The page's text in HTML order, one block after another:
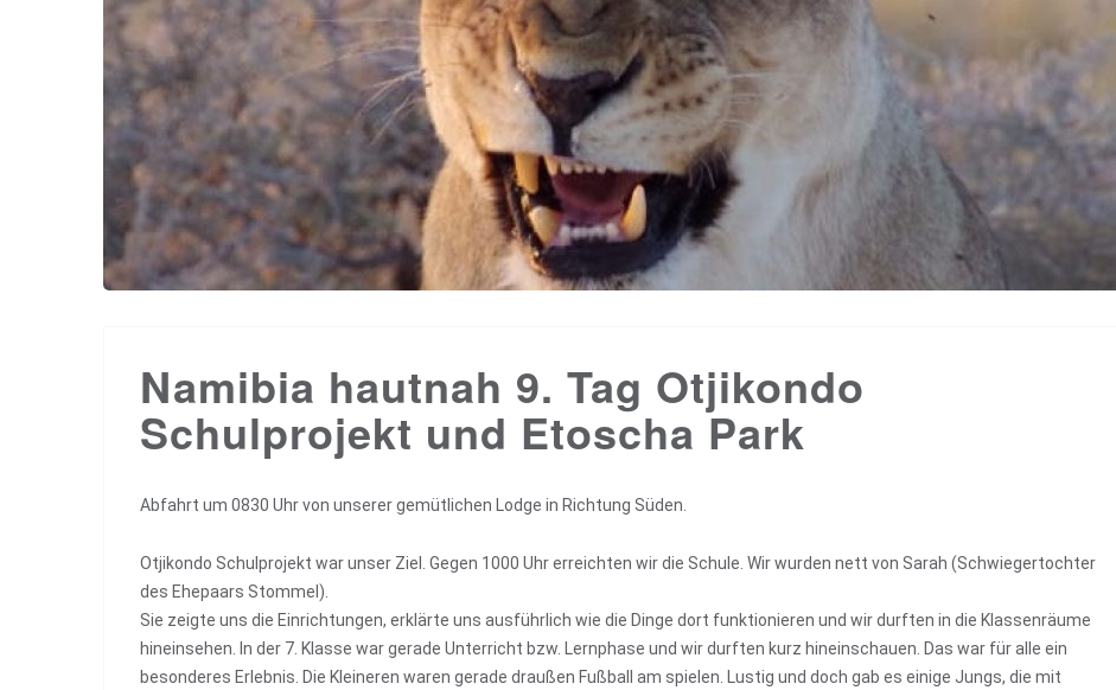
Namibia hautnah 9. Tag Otjikondo
Schulprojekt und Etoscha Park
Abfahrt um 0830 Uhr von unserer gemütlichen Lodge in Richtung Süden.
Otjikondo Schulprojekt war unser Ziel. Gegen 1000 Uhr erreichten wir die Schule. Wir wurden nett von Sarah (Schwiegertochter
des Ehepaars Stommel).
Sie zeigte uns die Einrichtungen, erklärte uns ausführlich wie die Dinge dort funktionieren und wir durften in die Klassenräume
hineinsehen. In der 7. Klasse war gerade Unterricht bzw. Lernphase und wir durften kurz hineinschauen. Das war für alle ein
besonderes Erlebnis. Die Kleineren waren gerade draußen Fußball am spielen. Lustig und doch gab es einige Jungs, die mit